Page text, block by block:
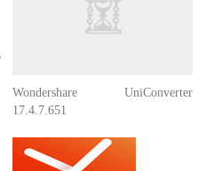
Wondershare UniConverter
17.4.7.651